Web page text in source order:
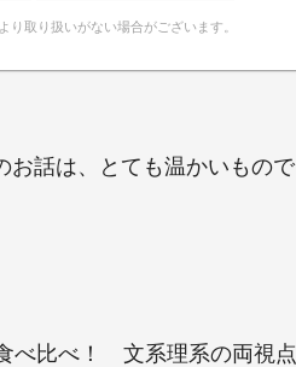
り取り扱いがない場合がございます。
お話は、とても温かいもので
べ比べ！ 文系理系の両視点